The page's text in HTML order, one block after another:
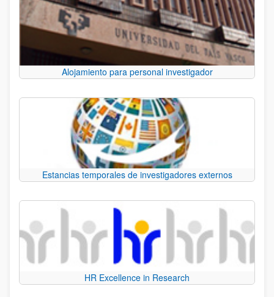
Alojamiento para personal investigador
Estancias temporales de investigadores externos
HR Excellence in Research